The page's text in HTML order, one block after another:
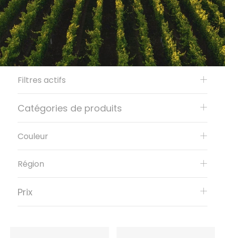
Filtres actifs
Catégories de produits
Couleur
Région
Prix